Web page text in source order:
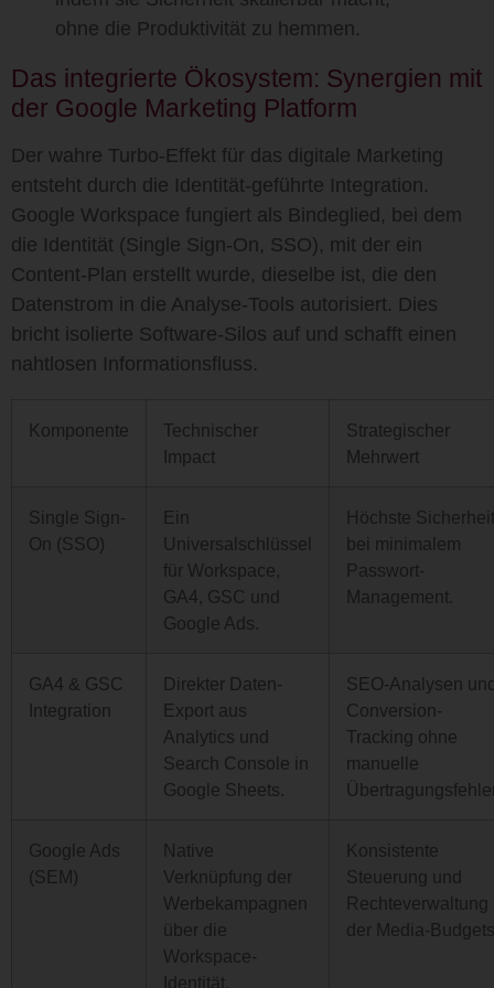
ohne die Produktivität zu hemmen.
Das integrierte Ökosystem: Synergien mit
der Google Marketing Platform
Der wahre Turbo-Effekt für das digitale Marketing
entsteht durch die Identität-geführte Integration.
Google Workspace fungiert als Bindeglied, bei dem
die Identität (Single Sign-On, SSO), mit der ein
Content-Plan erstellt wurde, dieselbe ist, die den
Datenstrom in die Analyse-Tools autorisiert. Dies
bricht isolierte Software-Silos auf und schafft einen
nahtlosen Informationsfluss.
Komponente
Technischer
Impact
Strategischer
Mehrwert
Single Sign-
On (SSO)
Ein
Universalschlüssel
für Workspace,
GA4, GSC und
Google Ads.
Höchste Sicherheit
bei minimalem
Passwort-
Management.
GA4 & GSC
Integration
Direkter Daten-
Export aus
Analytics und
Search Console in
Google Sheets.
SEO-Analysen
Conversion-
Tracking ohne
manuelle
Google Ads
(SEM)
Native
Verknüpfung der
Werbekampagnen
über die
Workspace-
Identität.
Konsistente
Steuerung und
Rechteverwaltung
der Media-